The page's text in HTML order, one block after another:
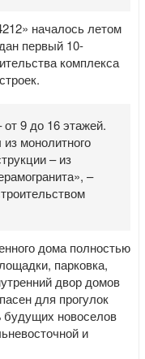
началось летом
первый 10-
комплекса
9 до 16 этажей.
монолитного
– из
–
дома полностью
парковка,
двор домов
для прогулок
будущих новоселов
и